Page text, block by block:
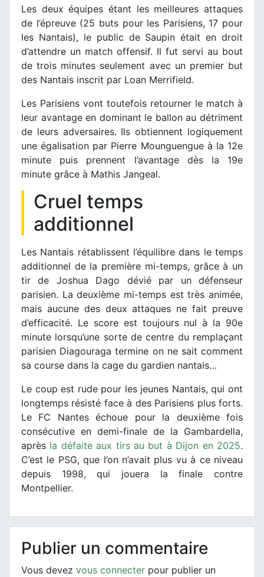
Les deux équipes étant les meilleures attaques
de l’épreuve (25 buts pour les Parisiens, 17 pour
les Nantais), le public de Saupin était en droit
d’attendre un match offensif. Il fut servi au bout
de trois minutes seulement avec un premier but
des Nantais inscrit par Loan Merrifield.
Les Parisiens vont toutefois retourner le match à
leur avantage en dominant le ballon au détriment
de leurs adversaires. Ils obtiennent logiquement
une égalisation par Pierre Mounguengue à la 12e
minute puis prennent l’avantage dès la 19e
minute grâce à Mathis Jangeal.
Cruel temps
additionnel
Les Nantais rétablissent l’équilibre dans le temps
additionnel de la première mi-temps, grâce à un
tir de Joshua Dago dévié par un défenseur
parisien. La deuxième mi-temps est très animée,
mais aucune des deux attaques ne fait preuve
d’efficacité. Le score est toujours nul à la 90e
minute lorsqu’une sorte de centre du remplaçant
parisien Diagouraga termine on ne sait comment
sa course dans la cage du gardien nantais…
Le coup est rude pour les jeunes Nantais, qui ont
longtemps résisté face à des Parisiens plus forts.
Le FC Nantes échoue pour la deuxième fois
consécutive en demi-finale de la Gambardella,
après la défaite aux tirs au but à Dijon en 2025.
C’est le PSG, que l’on n’avait plus vu à ce niveau
depuis 1998, qui jouera la finale contre
Montpellier.
Publier un commentaire
Vous devez vous connecter pour publier un